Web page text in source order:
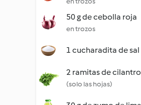
50 g de cebolla roja
en trozos
1 cucharadita de sal
2 ramitas de
(solo las hojas)